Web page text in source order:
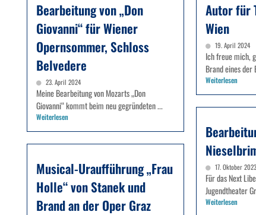
Bearbeitung von „Don
Giovanni“ für Wiener
Opernsommer, Schloss
Belvedere
23. April 2024
Meine Bearbeitung von Mozarts „Don
Giovanni“ kommt beim neu gegründeten ...
Weiterlesen
Autor für
Wien
19. April 2024
Ich freue mich,
Brand eines der
Weiterlesen
17. Oktober 2023
Für das Next
Jugendtheater
Weiterlesen
Musical-Uraufführung „Frau
Holle“ von Stanek und
Brand an der Oper Graz